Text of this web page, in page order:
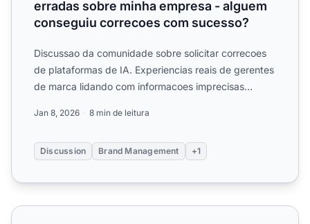
erradas sobre minha empresa - alguem
conseguiu correcoes com sucesso?
Discussao da comunidade sobre solicitar correcoes
de plataformas de IA. Experiencias reais de gerentes
de marca lidando com informacoes imprecisas
Jan 8, 2026 8 min de leitura
Discussion Brand Management +1
O ChatGPT está espalhando informações erradas sobre